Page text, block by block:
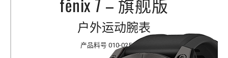
户外运动腕表
产品料号 010-02540-28